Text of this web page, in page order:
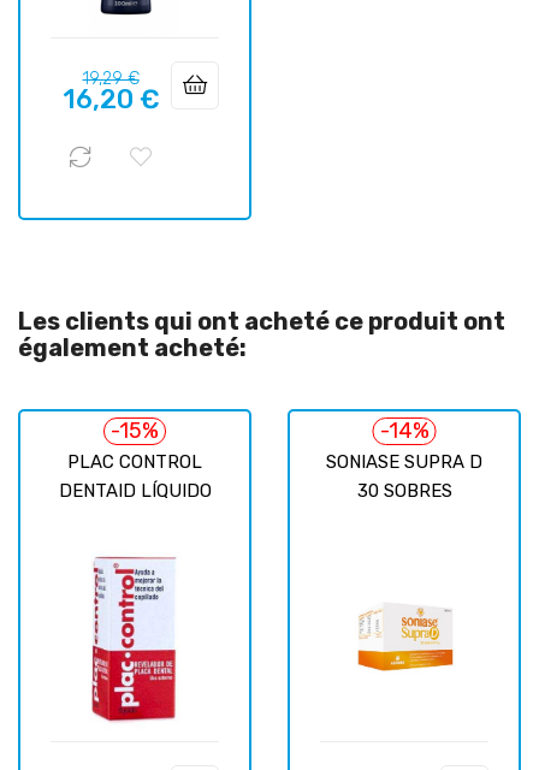
Prix
habituel
19,29 €Prix
16,20 €
Les clients qui ont acheté ce produit ont
également acheté:
PLAC CONTROL
DENTAID LÍQUIDO
-15%
SONIASE SUPRA D
30 SOBRES
-14%